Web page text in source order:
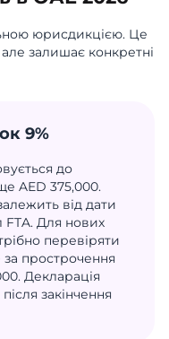
юрисдикцією. Це
залишає конкретні
9%
до
AED 375,000.
від дати
FTA. Для нових
перевіряти
за прострочення
Декларація
закінчення